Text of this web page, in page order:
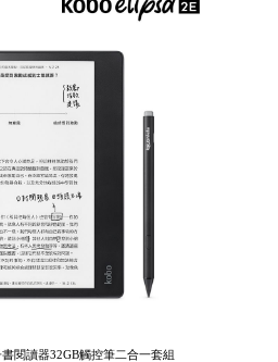
閱讀器32GB觸控筆二合一套組